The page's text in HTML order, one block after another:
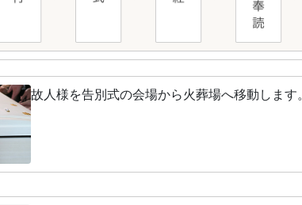
故人様を告別式の会場から火葬場へ移動します。